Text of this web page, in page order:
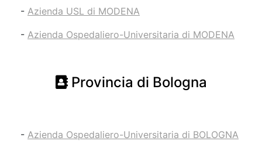
- Azienda USL di MODENA
- Azienda Ospedaliero-Universitaria di MODENA
Provincia di Bologna
- Azienda Ospedaliero-Universitaria di BOLOGNA